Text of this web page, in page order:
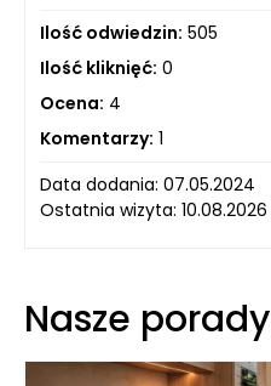
Ilość odwiedzin: 505
Ilość kliknięć: 0
Ocena: 4
Komentarzy: 1
Data dodania: 07.05.2024
Ostatnia wizyta: 10.08.2026
Nasze porady